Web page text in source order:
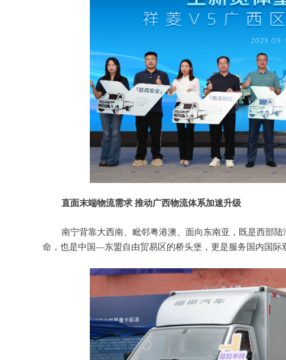
直面末端物流需求 推动广西物流体系加速升级
南宁背靠大西南、毗邻粤港澳、面向东南亚，既是西部
命 ， 也是中国—东盟自由贸易区的桥头堡，更是服务国内国际